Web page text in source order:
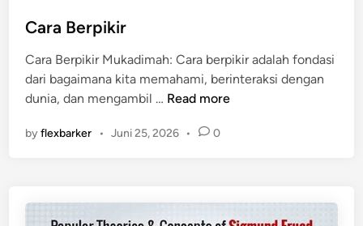
s
e
d
i
Cara Berpikir
Cara Berpikir Mukadimah: Cara berpikir adalah fondasi
dari bagaimana kita memahami, berinteraksi dengan
dunia, dan mengambil … C
r
Read more
byflexbarker • Juni 25, 2026 • 0